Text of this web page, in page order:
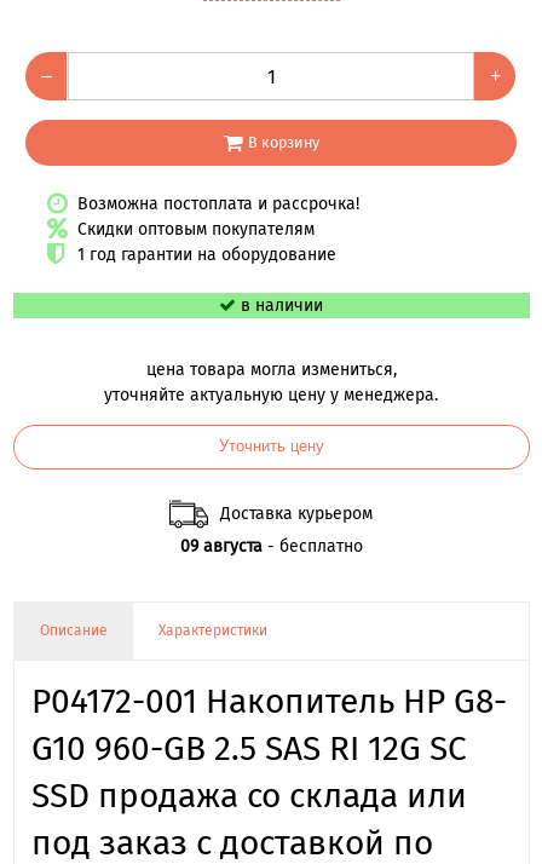
– +
В корзину
Возможна постоплата и рассрочка!
Скидки оптовым покупателям
1 год гарантии на оборудование
в наличии
цена товара могла измениться,
уточняйте актуальную цену у менеджера.
Уточнить цену
Доставка курьером
09 августа- бесплатно
Описание Характеристики
P04172-001 Накопитель HP G8-
G10 960-GB 2.5 SAS RI 12G SC
SSD продажа со склада или
под заказ с доставкой по